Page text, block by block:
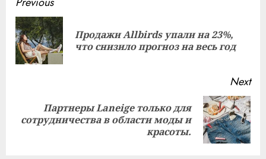
Reading
Продажи Allbirds упали на 23%,
что снизило прогноз на весь год
Next
Next
Партнеры Laneige только для
сотрудничества в области моды и
красоты.